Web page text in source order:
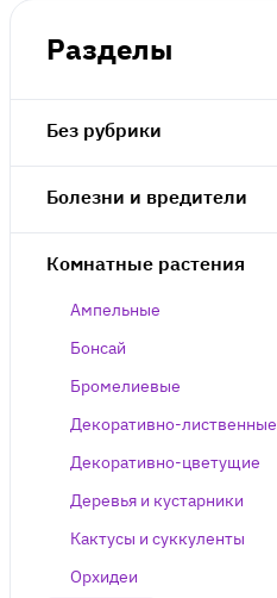
Разделы
Без рубрики
Болезни и вредители
Комнатные растения
Ампельные
Бонсай
Бромелиевые
Декоративно-лиственные
Декоративно-цветущие
Деревья и кустарники
Кактусы и суккуленты
Орхидеи